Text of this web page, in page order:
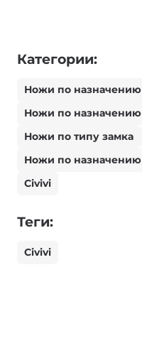
Категории:
Ножи по назначению
Ножи по назначению
Ножи по типу замка
Ножи по назначению
Civivi
Теги:
Civivi